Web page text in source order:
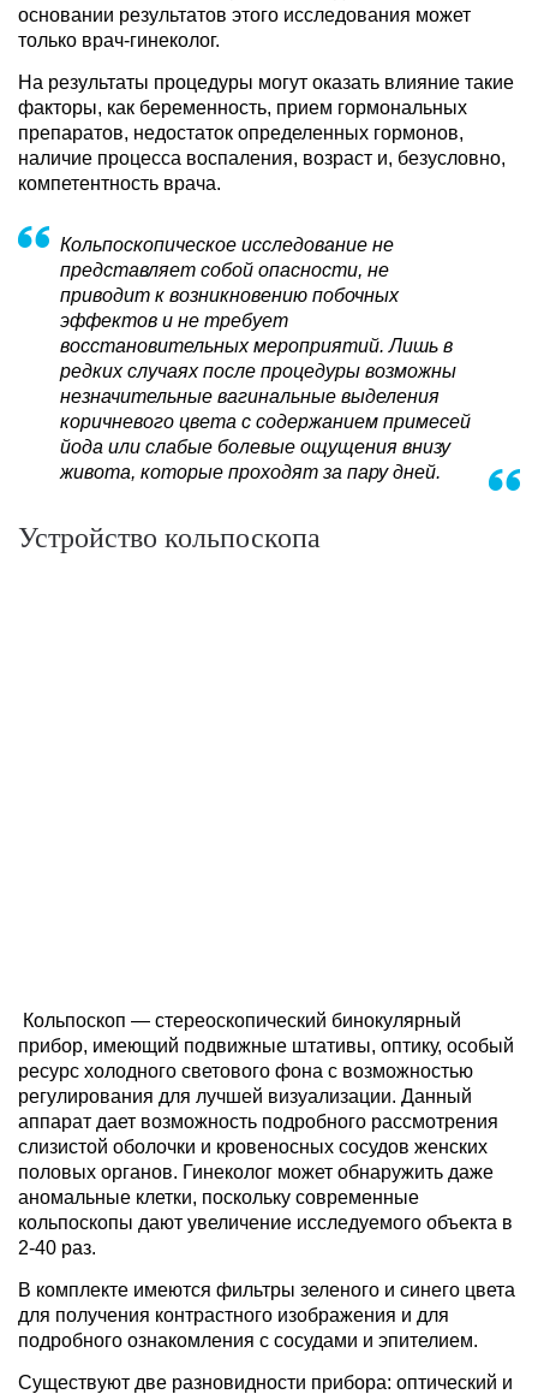
основании результатов этого исследования может
только врач-гинеколог.
На результаты процедуры могут оказать влияние такие
факторы, как беременность, прием гормональных
препаратов, недостаток определенных гормонов,
наличие процесса воспаления, возраст и, безусловно,
компетентность врача.
Кольпоскопическое исследование не
представляет собой опасности, не
приводит к возникновению побочных
эффектов и не требует
восстановительных мероприятий. Лишь в
редких случаях после процедуры возможны
незначительные вагинальные выделения
коричневого цвета с содержанием примесей
йода или слабые болевые ощущения внизу
живота, которые проходят за пару дней.
Устройство кольпоскопа
Кольпоскоп — стереоскопический бинокулярный
прибор, имеющий подвижные штативы, оптику, особый
ресурс холодного светового фона с возможностью
регулирования для лучшей визуализации. Данный
аппарат дает возможность подробного рассмотрения
слизистой оболочки и кровеносных сосудов женских
половых органов. Гинеколог может обнаружить даже
аномальные клетки, поскольку современные
кольпоскопы дают увеличение исследуемого объекта в
2-40 раз.
В комплекте имеются фильтры зеленого и синего цвета
для получения контрастного изображения и для
подробного ознакомления с сосудами и эпителием.
Существуют две разновидности прибора: оптический и